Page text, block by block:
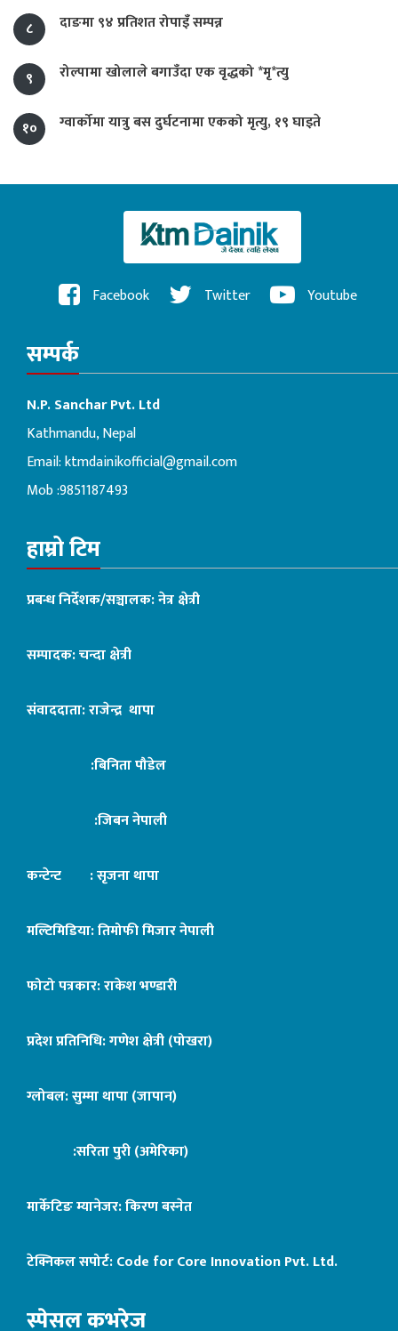
८ दाङमा ९४ प्रतिशत रोपाइँ सम्पन्न
९ रोल्पामा खोलाले बगाउँदा एक वृद्धको *मृ*त्यु
१० ग्वार्कोमा यात्रु बस दुर्घटनामा एकको मृत्यु, १९ घाइते
Facebook Twitter Youtube
सम्पर्क
N.P. Sanchar Pvt. Ltd
Kathmandu, Nepal
Email:ktmdainikofficial@gmail.com
Mob :9851187493
हाम्रो टिम
प्रबन्ध निर्देशक/सञ्चालक: नेत्र क्षेत्री
सम्पादक: चन्दा क्षेत्री
संवाददाता: राजेन्द्र थापा
:बिनिता पौडेल
:जिबन नेपाली
कन्टेन्ट : सृजना थापा
मल्टिमिडिया: तिमोफी मिजार नेपाली
फोटो पत्रकार: राकेश भण्डारी
प्रदेश प्रतिनिधि: गणेश क्षेत्री (पोखरा)
ग्लोबल: सुम्मा थापा (जापान)
:सरिता पुरी (अमेरिका)
मार्केटिङ म्यानेजर: किरण बस्नेत
टेक्निकल सपोर्ट:Code for Core Innovation Pvt. Ltd.
स्पेसल कभरेज